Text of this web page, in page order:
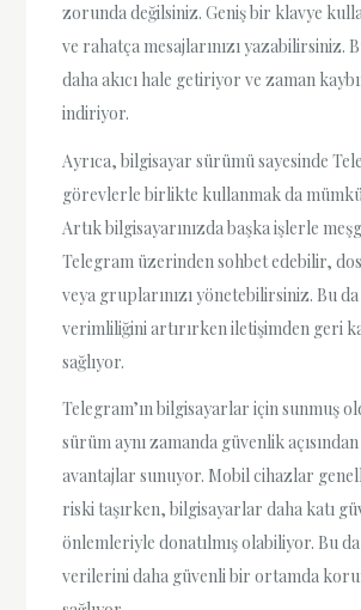
zorunda değilsiniz. Geniş bir klavye
ve rahatça mesajlarınızı yazabilirsiniz.
daha akıcı hale getiriyor ve zaman
indiriyor.
Ayrıca, bilgisayar sürümü sayesinde
görevlerle birlikte kullanmak da
Artık bilgisayarınızda başka işlerle
Telegram üzerinden sohbet edebilir,
veya gruplarınızı yönetebilirsiniz. Bu da
verimliliğini artırırken iletişimden geri
sağlıyor.
Telegram’ın bilgisayarlar için sunmuş
sürüm aynı zamanda güvenlik
avantajlar sunuyor. Mobil cihazlar
riski taşırken, bilgisayarlar daha katı
önlemleriyle donatılmış olabiliyor. Bu
verilerini daha güvenli bir ortamda